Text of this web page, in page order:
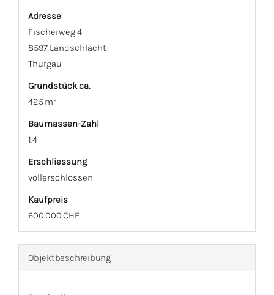
Adresse
Fischerweg 4
8597 Landschlacht
Thurgau
Grund­stück ca.
425 m²
Baumassen-Zahl
1.4
Erschliessung
vollerschlossen
Kaufpreis
600.000 CHF
Objekt­beschreibung